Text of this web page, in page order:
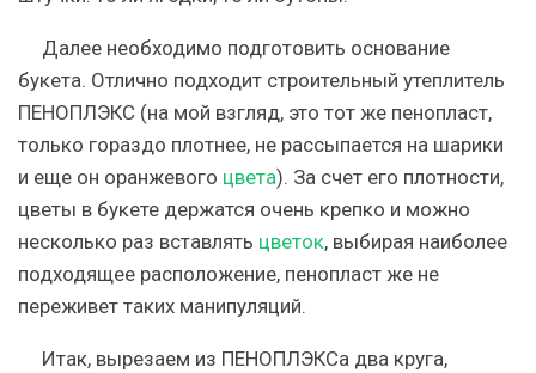
Далее необходимо подготовить основание
букета. Отлично подходит строительный утеплитель
ПЕНОПЛЭКС (на мой взгляд, это тот же пенопласт,
только гораздо плотнее, не рассыпается на шарики
и еще он оранжевого цвета). За счет его плотности,
цветы в букете держатся очень крепко и можно
несколько раз вставлять цветок, выбирая наиболее
подходящее расположение, пенопласт же не
переживет таких манипуляций.
Итак, вырезаем из ПЕНОПЛЭКСа два круга,